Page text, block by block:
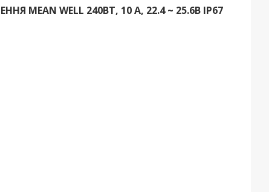
MEAN WELL 240ВТ, 10 А, 22.4 ~ 25.6В ІР67